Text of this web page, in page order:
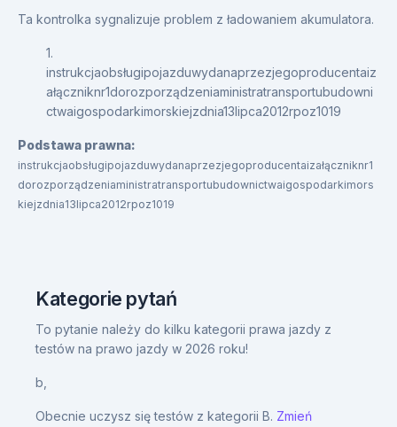
Ta kontrolka sygnalizuje problem z ładowaniem akumulatora.
1.
instrukcjaobsługipojazduwydanaprzezjegoproducentaiz
ałączniknr1dorozporządzeniaministratransportubudowni
ctwaigospodarkimorskiejzdnia13lipca2012rpoz1019
Podstawa prawna:
instrukcjaobsługipojazduwydanaprzezjegoproducentaizałączniknr1
dorozporządzeniaministratransportubudownictwaigospodarkimors
kiejzdnia13lipca2012rpoz1019
Kategorie pytań
To pytanie należy do kilku kategorii prawa jazdy z
testów na prawo jazdy w 2026 roku!
b,
Obecnie uczysz się testów z kategorii B. Zmień